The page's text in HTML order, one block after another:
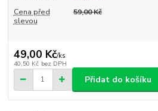
Cena před
slevou
59,00 Kč
49,00 Kč/ks
40,50 Kč bez DPH
Přidat do košíku